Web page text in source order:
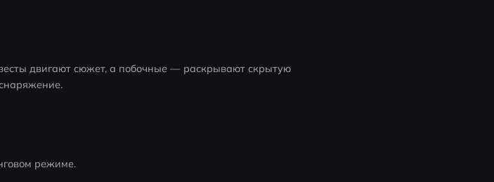
двигают сюжет, а побочные — раскрывают скрытую
режиме.